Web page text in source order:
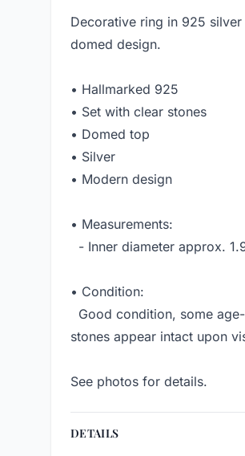
Decorative ring in 925
domed design.
• Hallmarked 925
• Set with clear stones
• Domed top
• Silver
• Modern design
• Measurements:
- Inner diameter approx.
• Condition:
Good condition, some
stones appear intact upon
See photos for details.
DETAILS